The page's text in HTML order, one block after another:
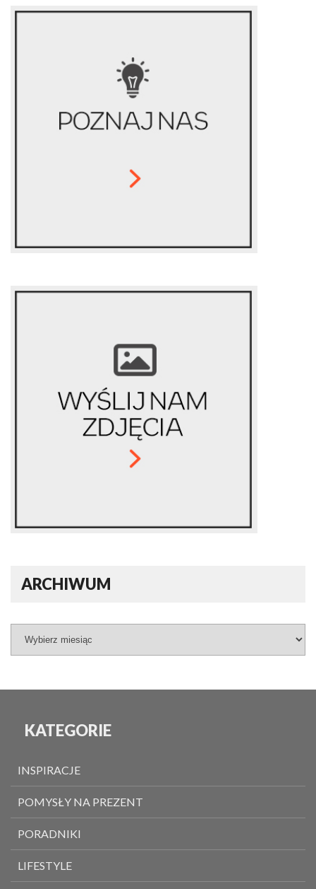
ARCHIWUM
KATEGORIE
INSPIRACJE
POMYSŁY NA PREZENT
PORADNIKI
LIFESTYLE